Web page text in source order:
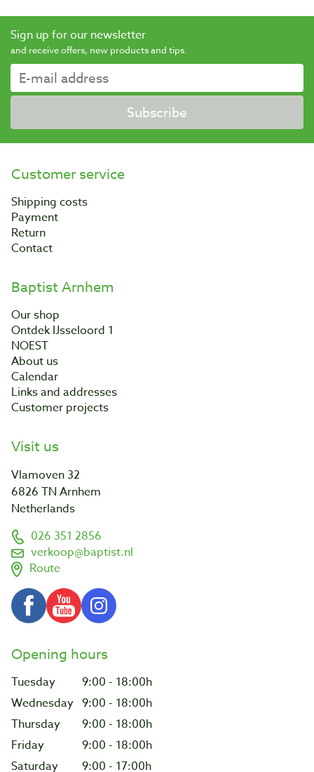
Sign up for our newsletter
and receive offers, new products and tips.
Subscribe
Customer service
Shipping costs
Payment
Return
Contact
Baptist Arnhem
Our shop
Ontdek IJsseloord 1
NOEST
About us
Calendar
Links and addresses
Customer projects
Visit us
Vlamoven 32
6826 TN Arnhem
Netherlands
026 351 2856
verkoop@baptist.nl
Route
Opening hours
Tuesday
9:00 - 18:00h
Wednesday 9:00 - 18:00h
Thursday
9:00 - 18:00h
Friday
9:00 - 18:00h
Saturday
9:00 - 17:00h